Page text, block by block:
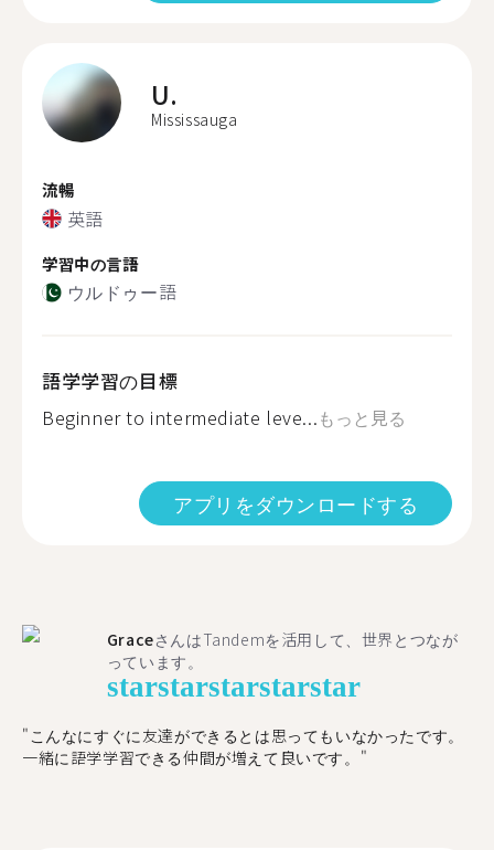
U.
Mississauga
流暢
英語
学習中の言語
ウルドゥー語
語学学習の目標
Beginner to intermediate leve...もっと見る
アプリをダウンロードする
GraceさんはTandemを活用して、世界とつなが
っています。
starstarstarstarstar
"こんなにすぐに友達ができるとは思ってもいなかったです。
一緒に語学学習できる仲間が増えて良いです。"